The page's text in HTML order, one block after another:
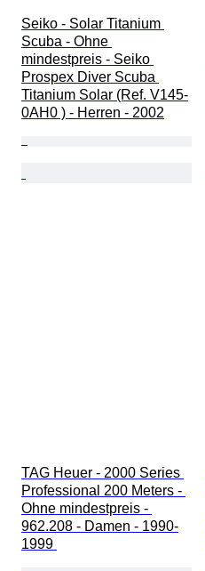
Seiko - Solar Titanium
Scuba - Ohne
mindestpreis - Seiko
Prospex Diver Scuba
Titanium Solar (Ref. V145-
0AH0 ) - Herren - 2002
TAG Heuer - 2000 Series
Professional 200 Meters -
Ohne mindestpreis -
962.208 - Damen - 1990-
1999